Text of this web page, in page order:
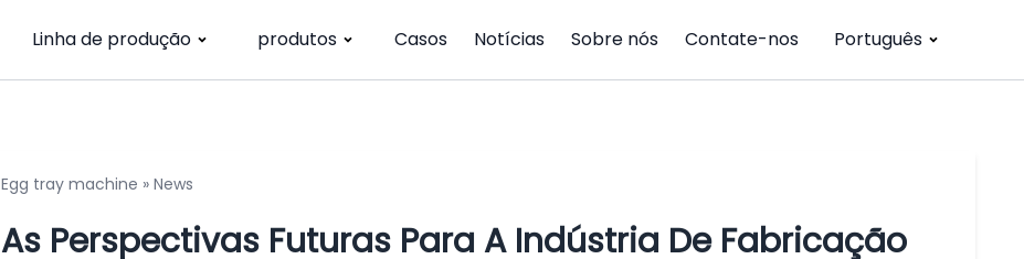
Linha de produção produtos Casos Notícias Sobre nós Contate-nos Português
Egg tray machine » News
As Perspectivas Futuras Para A Indústria De Fabricação